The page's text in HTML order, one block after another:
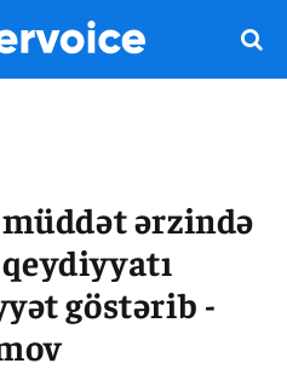
müddət ərzində
göstərib -